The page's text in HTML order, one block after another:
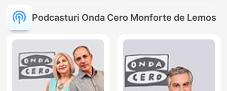
Podcasturi Onda Cero Monforte de Lemos